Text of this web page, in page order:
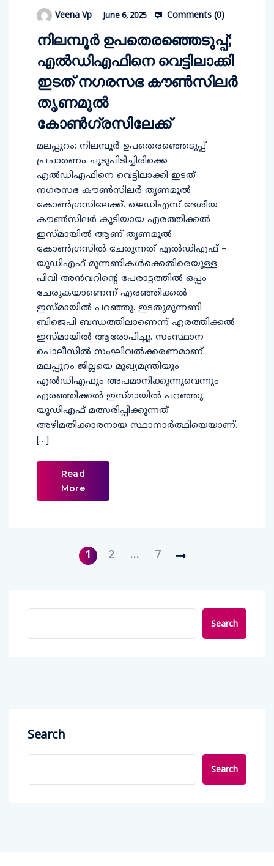
Veena Vp June 6, 2025 Comments (0)
നിലമ്പൂര്‍ ഉപതെരഞ്ഞെടുപ്പ്;
എല്‍ഡിഎഫിനെ വെട്ടിലാക്കി
ഇടത് നഗരസഭ കൗണ്‍സിലര്‍
തൃണമൂല്‍
കോണ്‍ഗ്രസിലേക്ക്
മലപ്പുറം: നിലമ്പൂര്‍ ഉപതെരഞ്ഞെടുപ്പ്
പ്രചാരണം ചൂടുപിടിച്ചിരിക്കെ
എല്‍ഡിഎഫിനെ വെട്ടിലാക്കി ഇടത്
നഗരസഭ കൗണ്‍സിലര്‍ തൃണമൂല്‍
കോണ്‍ഗ്രസിലേക്ക്. ജെഡിഎസ് ദേശീയ
കൗണ്‍സിലര്‍ കൂടിയായ എരത്തിക്കല്‍
ഇസ്മായില്‍ ആണ് തൃണമൂല്‍
കോണ്‍ഗ്രസില്‍ ചേരുന്നത് എല്‍ഡിഎഫ് –
യുഡിഎഫ് മുന്നണികള്‍ക്കെതിരെയുള്ള
പിവി അന്‍വറിന്റെ പേരാട്ടത്തില്‍ ഒപ്പം
ചേരുകയാണെന്ന് എരഞ്ഞിക്കല്‍
ഇസ്മായില്‍ പറഞ്ഞു. ഇടതുമുന്നണി
ബിജെപി ബന്ധത്തിലാണെന്ന് എരത്തിക്കല്‍
ഇസ്മായില്‍ ആരോപിച്ചു. സംസ്ഥാന
പൊലീസില്‍ സംഘിവല്‍ക്കരണമാണ്.
മലപ്പുറം ജില്ലയെ മുഖ്യമന്ത്രിയും
എല്‍ഡിഎഫും അപമാനിക്കുന്നുവെന്നും
എരഞ്ഞിക്കല്‍ ഇസ്മായില്‍ പറഞ്ഞു.
യുഡിഎഫ് മത്സരിപ്പിക്കുന്നത്
അഴിമതിക്കാരനായ സ്ഥാനാര്‍ത്ഥിയെയാണ്.
[…]
Read
More
1 2 … 7
Search
Search
Search